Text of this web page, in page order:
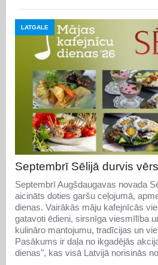
LATGALE
Septembrī Sēlijā durvis
Septembrī Augšdaugavas novada
aicināts doties garšu ceļojumā,
dienas. Vairākās māju kafejnīcās
gatavoti ēdieni, sirsnīga viesmīlība
kulināro mantojumu, tradīcijas un
Pasākums ir daļa no ikgadējās
dienas", kas visā Latvijā norisinās